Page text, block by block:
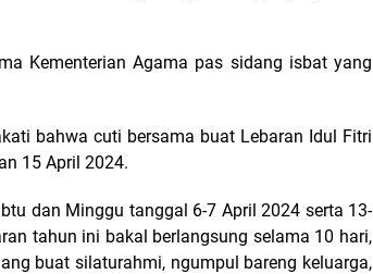
Kementerian Agama pas sidang isbat yang
bahwa cuti bersama buat Lebaran Idul Fitri
15 April 2024.
dan Minggu tanggal 6-7 April 2024 serta 13-
tahun ini bakal berlangsung selama 10 hari,
buat silaturahmi, ngumpul bareng keluarga,